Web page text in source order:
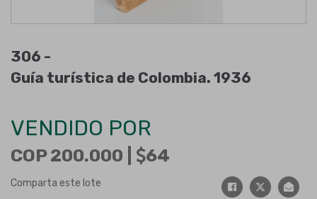
306 -
Guía turística de Colombia. 1936
VENDIDO POR
COP 200.000 | 64
Comparta este lote